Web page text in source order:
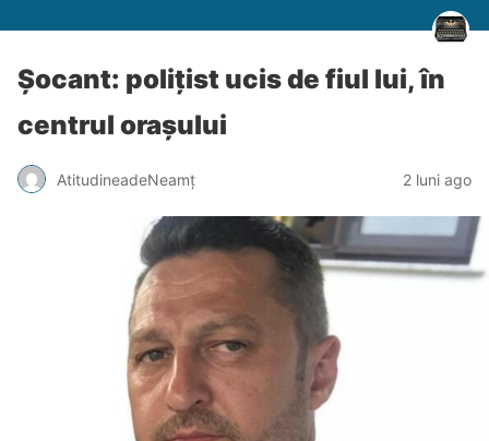
Șocant: polițist ucis de fiul lui, în
centrul orașului
AtitudineadeNeamț 2 luni ago